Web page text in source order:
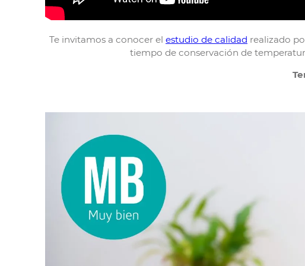
Te invitamos a conocer el estudio de calidad realizado
tiempo de conservación de